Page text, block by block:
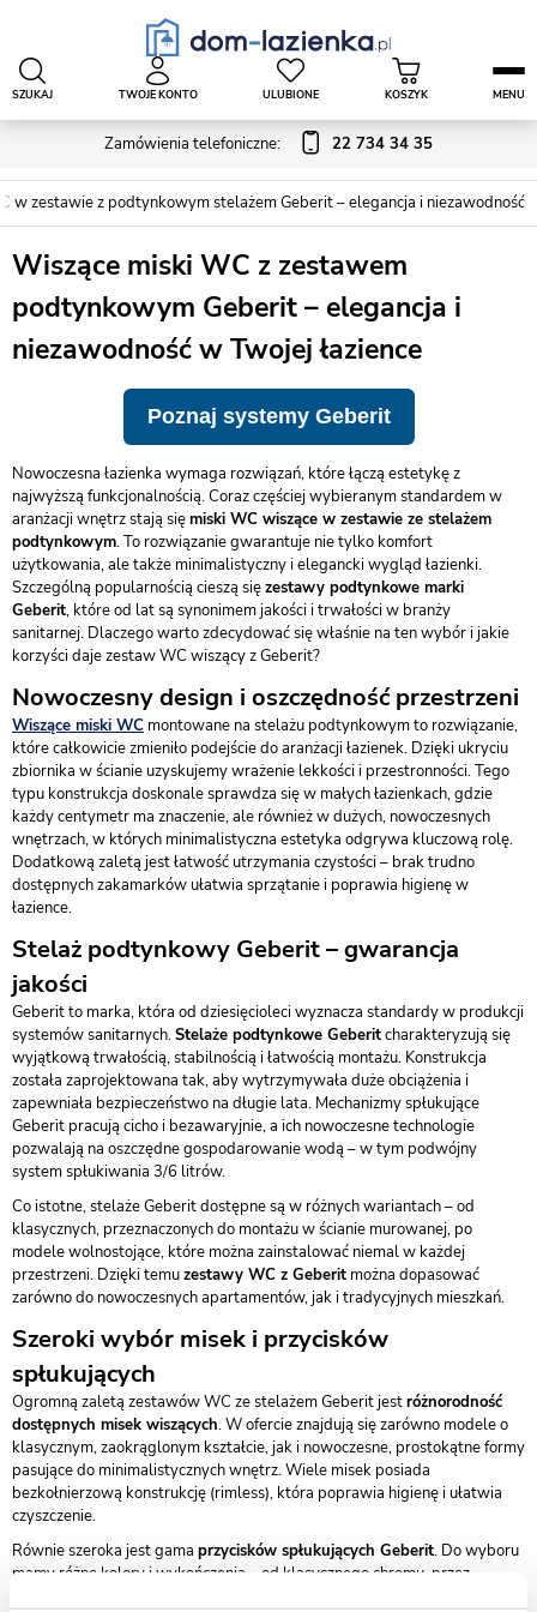
Zamówienia telefoniczne: 22 734 34 35
SZUKAJ TWOJE KONTO ULUBIONE KOSZYK MENU
w zestawie z podtynkowym stelażem Geberit – elegancja i niezawodność
Wiszące miski WC z zestawem
podtynkowym Geberit – elegancja i
niezawodność w Twojej łazience
Poznaj systemy Geberit
Nowoczesna łazienka wymaga rozwiązań, które łączą estetykę z
najwyższą funkcjonalnością. Coraz częściej wybieranym standardem w
aranżacji wnętrz stają sięmiski WC wiszące w zestawie ze stelażem
podtynkowym. To rozwiązanie gwarantuje nie tylko komfort
użytkowania, ale także minimalistyczny i elegancki wygląd łazienki.
Szczególną popularnością cieszą sięzestawy podtynkowe marki
Geberit, które od lat są synonimem jakości i trwałości w branży
sanitarnej. Dlaczego warto zdecydować się właśnie na ten wybór i jakie
korzyści daje zestaw WC wiszący z Geberit?
Nowoczesny design i oszczędność przestrzeni
Wiszące miski WC montowane na stelażu podtynkowym to rozwiązanie,
które całkowicie zmieniło podejście do aranżacji łazienek. Dzięki ukryciu
zbiornika w ścianie uzyskujemy wrażenie lekkości i przestronności. Tego
typu konstrukcja doskonale sprawdza się w małych łazienkach, gdzie
każdy centymetr ma znaczenie, ale również w dużych, nowoczesnych
wnętrzach, w których minimalistyczna estetyka odgrywa kluczową rolę.
Dodatkową zaletą jest łatwość utrzymania czystości – brak trudno
dostępnych zakamarków ułatwia sprzątanie i poprawia higienę w
łazience.
Stelaż podtynkowy Geberit – gwarancja
jakości
Geberit to marka, która od dziesięcioleci wyznacza standardy w produkcji
systemów sanitarnych.Stelaże podtynkowe Geberitcharakteryzują się
wyjątkową trwałością, stabilnością i łatwością montażu. Konstrukcja
została zaprojektowana tak, aby wytrzymywała duże obciążenia i
zapewniała bezpieczeństwo na długie lata. Mechanizmy spłukujące
Geberit pracują cicho i bezawaryjnie, a ich nowoczesne technologie
pozwalają na oszczędne gospodarowanie wodą – w tym podwójny
system spłukiwania 3/6 litrów.
Co istotne, stelaże Geberit dostępne są w różnych wariantach – od
klasycznych, przeznaczonych do montażu w ścianie murowanej, po
modele wolnostojące, które można zainstalować niemal w każdej
przestrzeni. Dzięki temuzestawy WC z Geberit można dopasować
zarówno do nowoczesnych apartamentów, jak i tradycyjnych mieszkań.
Szeroki wybór misek i przycisków
spłukujących
Ogromną zaletą zestawów WC ze stelażem Geberit jestróżnorodność
dostępnych misek wiszących. W ofercie znajdują się zarówno modele o
klasycznym, zaokrąglonym kształcie, jak i nowoczesne, prostokątne formy
pasujące do minimalistycznych wnętrz. Wiele misek posiada
bezkołnierzową konstrukcję (rimless), która poprawia higienę i ułatwia
czyszczenie.
Równie szeroka jest gama przycisków spłukujących Geberit. Do wyboru
mamy różne kolory i wykończenia – od klasycznego chromu, przez